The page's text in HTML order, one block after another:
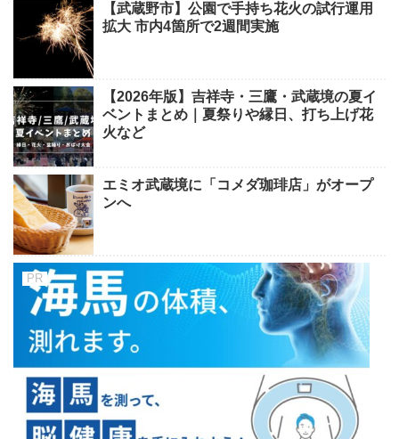
【武蔵野市】公園で手持ち花火の試行運用
拡大 市内4箇所で2週間実施
【2026年版】吉祥寺・三鷹・武蔵境の夏イ
ベントまとめ｜夏祭りや縁日、打ち上げ花
火など
エミオ武蔵境に「コメダ珈琲店」がオープ
ンへ